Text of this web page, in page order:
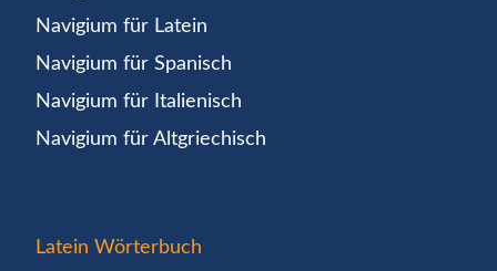
Navigium für Latein
Navigium für Spanisch
Navigium für Italienisch
Navigium für Altgriechisch
Latein Wörterbuch